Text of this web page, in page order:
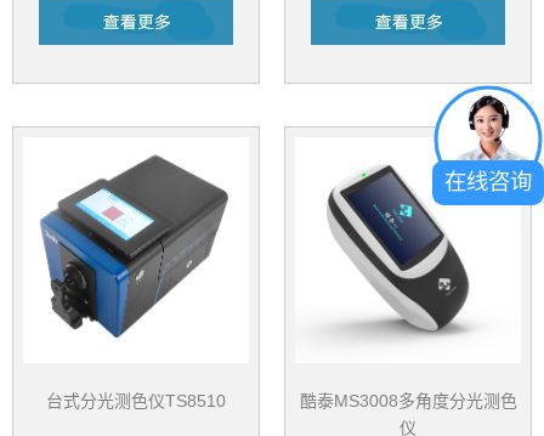
台式分光测色仪TS8510
酷泰MS3008多角度分光测色
仪
在线咨询